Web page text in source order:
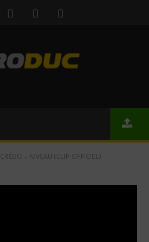
CRÉDO – NIVEAU (CLIP OFFICIEL)